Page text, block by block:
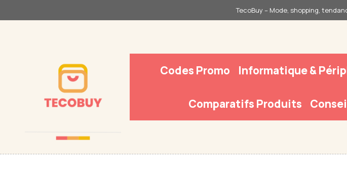
au
TecoBuy – Mode, shopping,
Codes Promo Informatique &
Comparatifs Produits